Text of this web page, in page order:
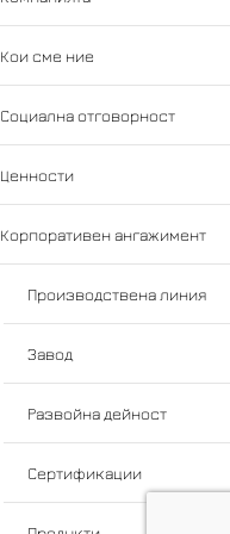
Кои сме ние
Социална отговорност
Ценности
Корпоративен ангажимент
Производствена линия
Завод
Развойна дейност
Сертификации